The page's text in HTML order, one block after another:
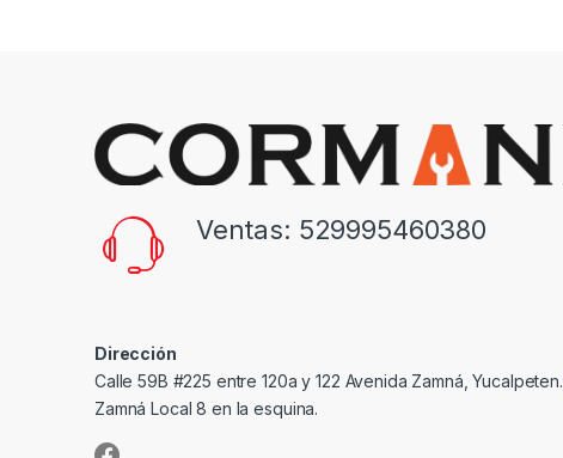
Ventas: 529995460380
Dirección
Calle 59B #225 entre 120a y 122 Avenida Zamná, Yucalpeten.
Zamná Local 8 en la esquina.